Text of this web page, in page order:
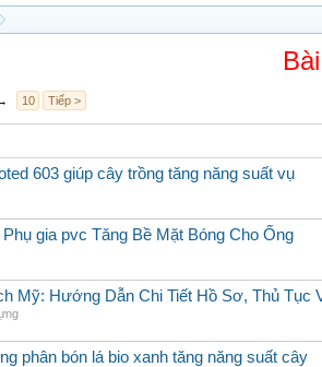
10 Tiếp >
603 giúp cây trồng tăng năng suất vụ
gia pvc Tăng Bề Mặt Bóng Cho Ống
Mỹ: Hướng Dẫn Chi Tiết Hồ Sơ, Thủ Tục
phân bón lá bio xanh tăng năng suất cây